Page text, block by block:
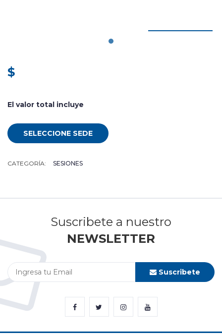
$
El valor total incluye
SELECCIONE SEDE
CATEGORÍA: SESIONES
Suscribete a nuestro
NEWSLETTER
Suscribete